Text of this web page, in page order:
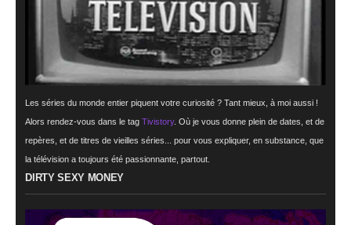
Les séries du monde entier piquent votre curiosité ? Tant mieux, à moi aussi !
Alors rendez-vous dans le tagTivistory. Où je vous donne plein de dates, et de
repères, et de titres de vieilles séries... pour vous expliquer, en substance, que
la télévision a toujours été passionnante, partout.
DIRTY SEXY MONEY